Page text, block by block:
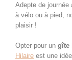
Adepte de journée
à vélo ou à pied,
plaisir !
Opter pour un gîte
Hilaire est une